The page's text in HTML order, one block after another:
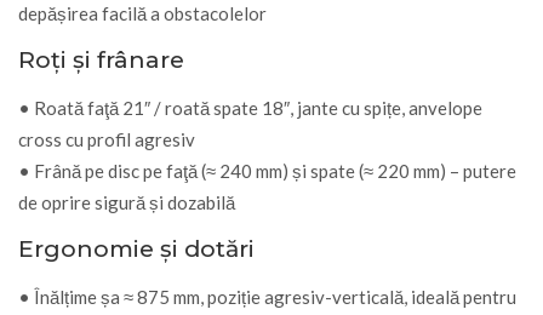
depășirea facilă a obstacolelor
Roți și frânare
• Roată faţă 21″ / roată spate 18″, jante cu spițe, anvelope
cross cu profil agresiv
• Frână pe disc pe faţă (≈ 240 mm) și spate (≈ 220 mm) – putere
de oprire sigură și dozabilă
Ergonomie și dotări
• Înălțime șa ≈ 875 mm, poziție agresiv-verticală, ideală pentru